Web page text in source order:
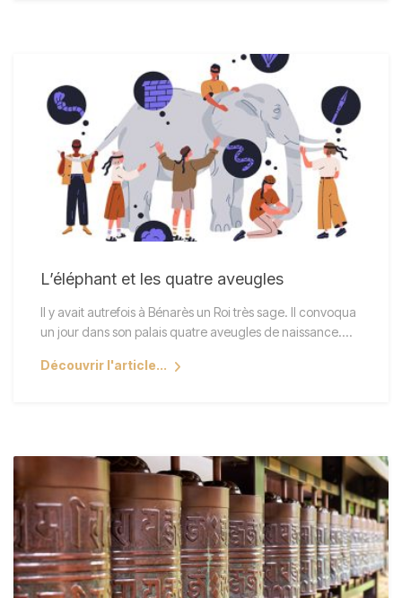
L’éléphant et les quatre aveugles
Il y avait autrefois à Bénarès un Roi très sage. Il convoqua
un jour dans son palais quatre aveugles de naissance.…
Découvrir l'article...